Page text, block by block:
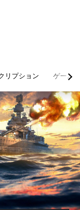
リプション ゲーム